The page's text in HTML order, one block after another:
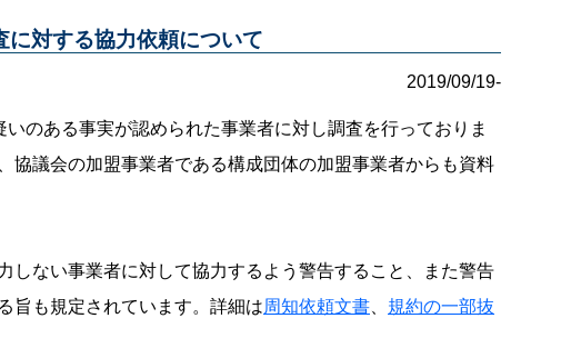
対する協力依頼について
2019/09/19-
のある事実が認められた事業者に対し調査を行っておりま
議会の加盟事業者である構成団体の加盟事業者からも資料
ない事業者に対して協力するよう警告すること、また警告
旨も規定されています。詳細は周知依頼文書、 規約の一部抜